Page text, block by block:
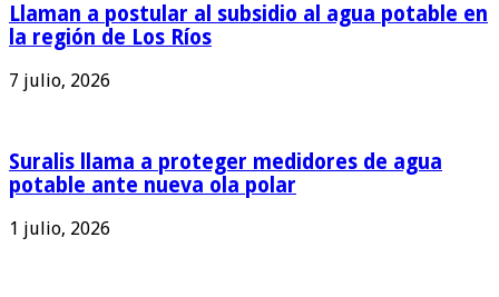
Llaman a postular al subsidio al agua potable en
la región de Los Ríos
7 julio, 2026
Suralis llama a proteger medidores de agua
potable ante nueva ola polar
1 julio, 2026